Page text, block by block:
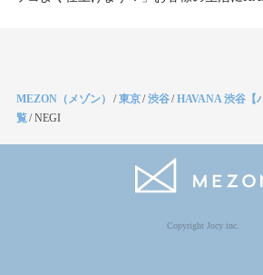
MEZON（メゾン） /東京/渋谷/HAVANA 渋谷【
覧/NEGI
Copyright Jocy inc.